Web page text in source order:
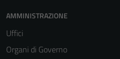
AMMINISTRAZIONE
Uffici
Organi di Governo